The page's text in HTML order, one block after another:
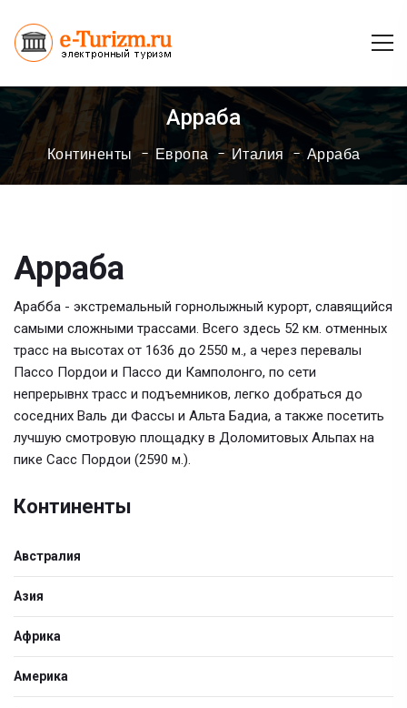
Арраба
Континенты Европа Италия Арраба
Арраба
Арабба - экстремальный горнолыжный курорт, славящийся
самыми сложными трассами. Всего здесь 52 км. отменных
трасс на высотах от 1636 до 2550 м., а через перевалы
Пассо Пордои и Пассо ди Камполонго, по сети
непрерывнх трасс и подъемников, легко добраться до
соседних Валь ди Фассы и Альта Бадиа, а также посетить
лучшую смотровую площадку в Доломитовых Альпах на
пике Сасс Пордои (2590 м.).
Континенты
Австралия
Азия
Африка
Америка